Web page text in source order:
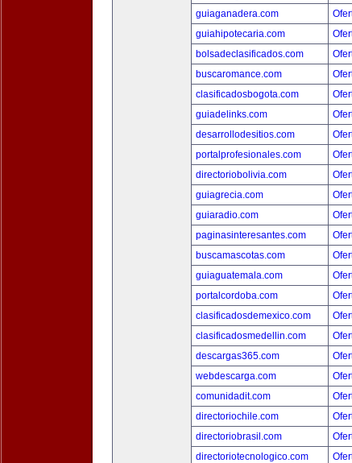
guiaganadera.com
guiahipotecaria.com
bolsadeclasificados.com
buscaromance.com
clasificadosbogota.com
guiadelinks.com
desarrollodesitios.com
portalprofesionales.com
directoriobolivia.com
guiagrecia.com
guiaradio.com
paginasinteresantes.com
buscamascotas.com
guiaguatemala.com
portalcordoba.com
clasificadosdemexico.com
clasificadosmedellin.com
descargas365.com
webdescarga.com
comunidadit.com
directoriochile.com
directoriobrasil.com
directoriotecnologico.com